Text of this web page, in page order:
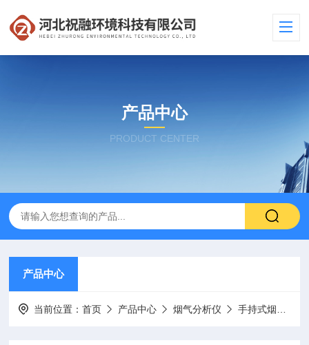
产品中心
PRODUCT CENTER
产品中心
当前位置：首页 产品中心 烟气分析仪 手持式烟气分析仪